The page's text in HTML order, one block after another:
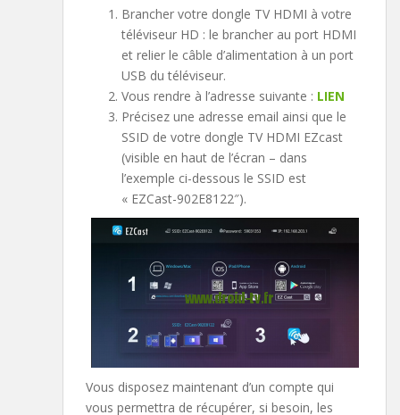
Brancher votre dongle TV HDMI à votre
téléviseur HD : le brancher au port HDMI
et relier le câble d’alimentation à un port
USB du téléviseur.
Vous rendre à l’adresse suivante : LIEN
Précisez une adresse email ainsi que le
SSID de votre dongle TV HDMI EZcast
(visible en haut de l’écran – dans
l’exemple ci-dessous le SSID est
« EZCast-902E8122″).
Vous disposez maintenant d’un compte qui
vous permettra de récupérer, si besoin, les